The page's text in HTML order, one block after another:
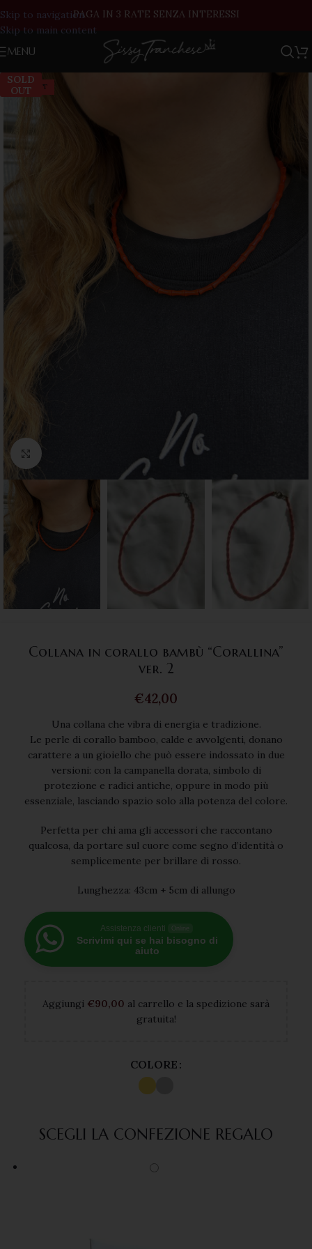
Skip to navigation
Skip to main content
MENU
SOLD OUT
Click to enlarge
SOLD
OUT
Collana in corallo bambù “Corallina”
ver. 2
€42,00
Una collana che vibra di energia e tradizione.
Le perle di corallo bamboo, calde e avvolgenti, donano
carattere a un gioiello che può essere indossato in due
versioni: con la campanella dorata, simbolo di
protezione e radici antiche, oppure in modo più
essenziale, lasciando spazio solo alla potenza del colore.
Perfetta per chi ama gli accessori che raccontano
qualcosa, da portare sul cuore come segno d’identità o
semplicemente per brillare di rosso.
Lunghezza: 43cm + 5cm di allungo
Assistenza clienti
Scrivimi qui se hai bisogno di
aiuto
Aggiungi €90,00 al carrello e la spedizione sarà
gratuita!
COLORE
SCEGLI LA CONFEZIONE REGALO